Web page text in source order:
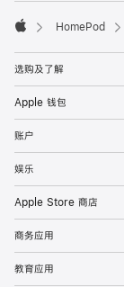
HomePod
选购及了解
Apple 钱包
账户
娱乐
Apple Store 商店
商务应用
教育应用